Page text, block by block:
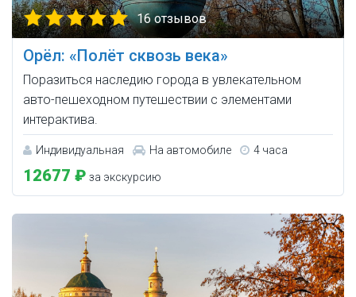
16 отзывов
Орёл: «Полёт сквозь века»
Поразиться наследию города в увлекательном
авто-пешеходном путешествии с элементами
интерактива.
Индивидуальная На автомобиле 4 часа
12677 ₽ за экскурсию